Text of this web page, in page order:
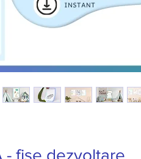
- fișe dezvoltare